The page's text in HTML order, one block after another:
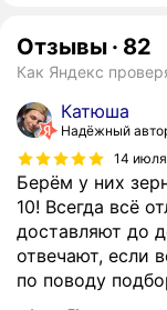
Отзывы · 82
Как Яндекс
Катюша
Надёжный
14 июля
Берём у них
10! Всегда всё
доставляют до
отвечают, если
по поводу